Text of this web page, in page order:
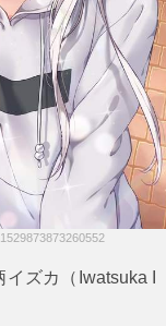
イズカ（Iwatsuka I